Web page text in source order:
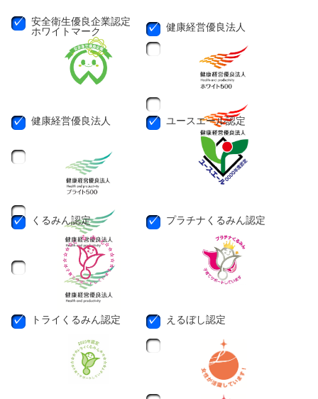
安全衛生優良企業認定
ホワイトマーク 健康経営優良法人
健康経営優良法人 ユースエール認定
くるみん認定 プラチナくるみん認定
トライくるみん認定 えるぼし認定